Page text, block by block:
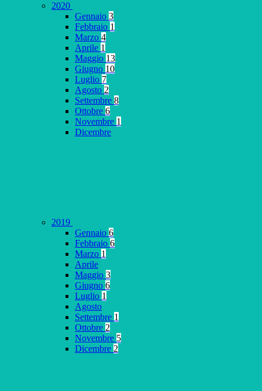
2020
Gennaio 3
Febbraio 1
Marzo 4
Aprile 1
Maggio 13
Giugno 10
Luglio 7
Agosto 2
Settembre 8
Ottobre 6
Novembre 1
Dicembre
2019
Gennaio 6
Febbraio 6
Marzo 1
Aprile
Maggio 3
Giugno 6
Luglio 1
Agosto
Settembre 1
Ottobre 2
Novembre 5
Dicembre 2